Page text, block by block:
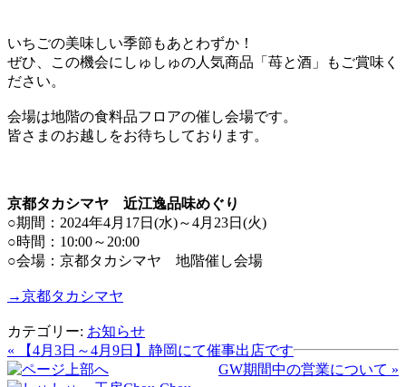
いちごの美味しい季節もあとわずか！
ぜひ、この機会にしゅしゅの人気商品「苺と酒」もご賞味く
ださい。
会場は地階の食料品フロアの催し会場です。
皆さまのお越しをお待ちしております。
京都タカシマヤ 近江逸品味めぐり
○期間：2024年4月17日(水)～4月23日(火)
○時間：10:00～20:00
○会場：京都タカシマヤ 地階催し会場
→京都タカシマヤ
カテゴリー: お知らせ
« 【4月3日～4月9日】静岡にて催事出店です
GW期間中の営業について »